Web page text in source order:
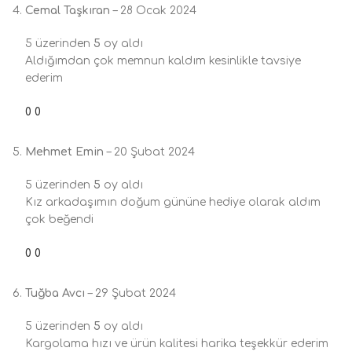
Cemal Taşkıran– 28 Ocak 2024
5 üzerinden 5 oy aldı
Aldığımdan çok memnun kaldım kesinlikle tavsiye
ederim
0 0
Mehmet Emin– 20 Şubat 2024
5 üzerinden 5 oy aldı
Kız arkadaşımın doğum gününe hediye olarak aldım
çok beğendi
0 0
Tuğba Avcı– 29 Şubat 2024
5 üzerinden 5 oy aldı
Kargolama hızı ve ürün kalitesi harika teşekkür ederim